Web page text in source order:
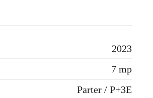
2023
7 mp
Parter / P+3E